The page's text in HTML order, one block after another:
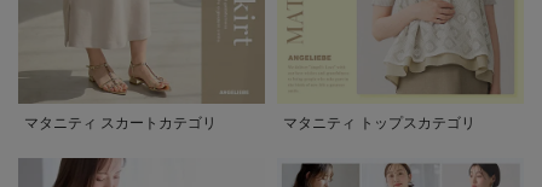
マタニティ スカートカテゴリ マタニティ トップスカテゴリ